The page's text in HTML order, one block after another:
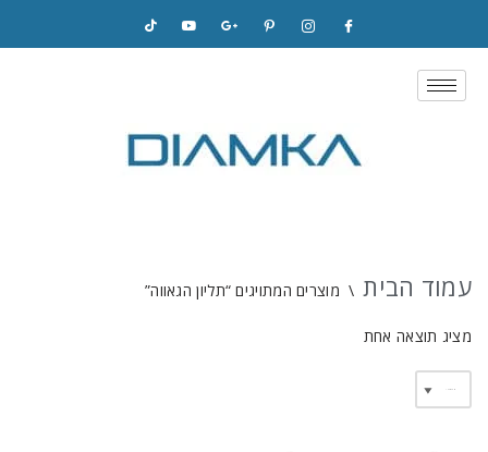
Skip
to
עמוד הבית \ מוצרים המתויגים “תליון הגאווה”
מציג תוצאה אחת